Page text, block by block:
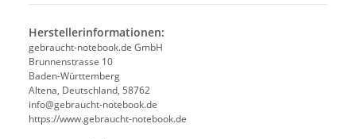
Herstellerinformationen:
gebraucht-notebook.de GmbH
Brunnenstrasse 10
Baden-Württemberg
Altena, Deutschland, 58762
info@gebraucht-notebook.de
https://www.gebraucht-notebook.de